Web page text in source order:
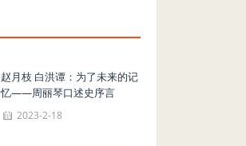
赵月枝 白洪谭：为了未来的记
忆——周丽琴口述史序言
2023-2-18